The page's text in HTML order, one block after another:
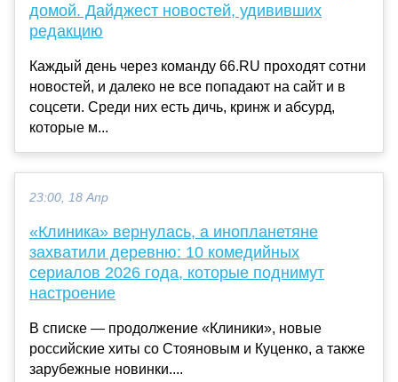
домой. Дайджест новостей, удививших
редакцию
Каждый день через команду 66.RU проходят сотни
новостей, и далеко не все попадают на сайт и в
соцсети. Среди них есть дичь, кринж и абсурд,
которые м...
23:00, 18 Апр
«Клиника» вернулась, а инопланетяне
захватили деревню: 10 комедийных
сериалов 2026 года, которые поднимут
настроение
В списке — продолжение «Клиники», новые
российские хиты со Стояновым и Куценко, а также
зарубежные новинки....